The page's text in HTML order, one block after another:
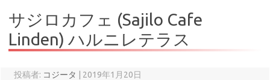
サジロカフェ (Sajilo Cafe
Linden) ハルニレテラス
投稿者: コジータ 2019年1月20日